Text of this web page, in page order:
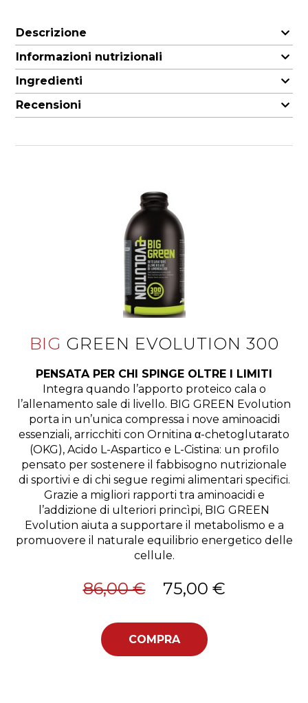
Descrizione
Informazioni nutrizionali
Ingredienti
Recensioni
BIG GREEN EVOLUTION 300
PENSATA PER CHI SPINGE OLTRE I LIMITI
Integra quando l’apporto proteico cala o
l’allenamento sale di livello. BIG GREEN Evolution
porta in un’unica compressa i nove aminoacidi
essenziali, arricchiti con Ornitina α-chetoglutarato
(OKG), Acido L-Aspartico e L-Cistina: un profilo
pensato per sostenere il fabbisogno nutrizionale
di sportivi e di chi segue regimi alimentari specifici.
Grazie a migliori rapporti tra aminoacidi e
l’addizione di ulteriori princìpi, BIG GREEN
Evolution aiuta a supportare il metabolismo e a
promuovere il naturale equilibrio energetico delle
cellule.
86,00 € 75,00 €
COMPRA